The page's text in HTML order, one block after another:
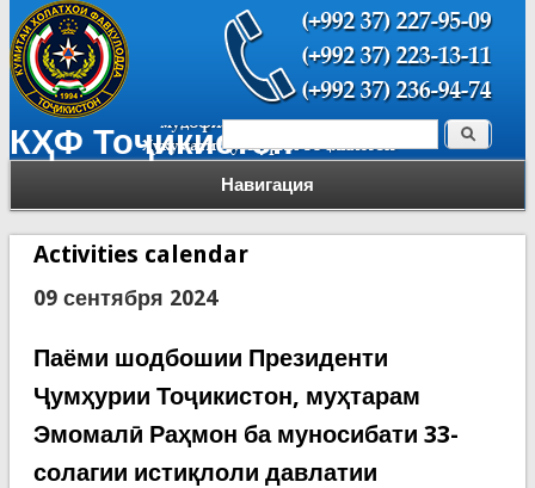
КҲФ Тоҷикистон
Навигация
Форма поиска Поиск
Activities calendar
09 сентября 2024
Паёми шодбошии Президенти
Ҷумҳурии Тоҷикистон, муҳтарам
Эмомалӣ Раҳмон ба муносибати 33-
солагии истиқлоли давлатии